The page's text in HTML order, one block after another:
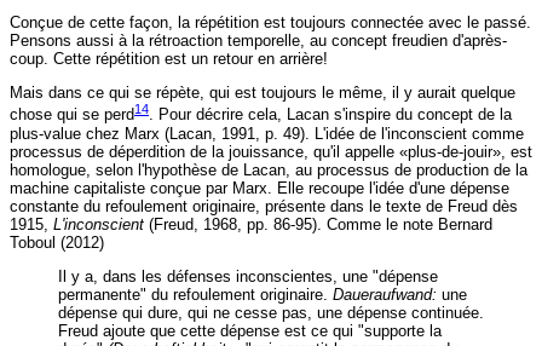
Conçue de cette façon, la répétition est toujours connectée avec le passé.
Pensons aussi à la rétroaction temporelle, au concept freudien d'après-
coup. Cette répétition est un retour en arrière!
Mais dans ce qui se répète, qui est toujours le même, il y aurait quelque
chose qui se perd14. Pour décrire cela, Lacan s'inspire du concept de la
plus-value chez Marx (Lacan, 1991, p. 49). L'idée de l'inconscient comme
processus de déperdition de la jouissance, qu'il appelle «plus-de-jouir», est
homologue, selon l'hypothèse de Lacan, au processus de production de la
machine capitaliste conçue par Marx. Elle recoupe l'idée d'une dépense
constante du refoulement originaire, présente dans le texte de Freud dès
1915, L'inconscient (Freud, 1968, pp. 86-95). Comme le note Bernard
Toboul (2012)
Il y a, dans les défenses inconscientes, une "dépense
permanente" du refoulement originaire. Daueraufwand: une
dépense qui dure, qui ne cesse pas, une dépense continuée.
Freud ajoute que cette dépense est ce qui "supporte la